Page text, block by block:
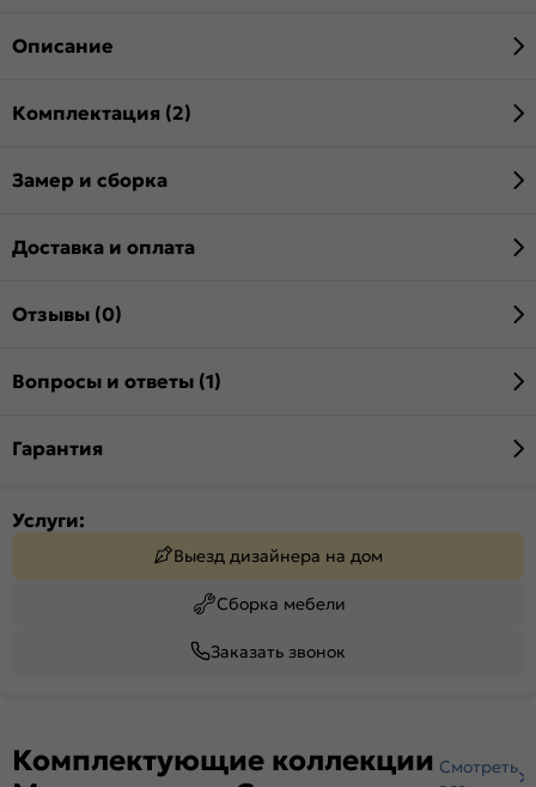
Описание
Комплектация (2)
Замер и сборка
Доставка и оплата
Отзывы (0)
Вопросы и ответы (1)
Гарантия
Услуги:
Выезд дизайнера на дом
Сборка мебели
Заказать звонок
Комплектующие коллекции Смотреть